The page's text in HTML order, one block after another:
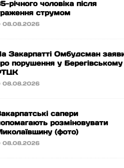
річного чоловіка після
струмом
08.08.2026
Закарпатті Омбудсман
порушення у Берегівському
08.08.2026
сапери
розміновувати
(фото)
08.08.2026